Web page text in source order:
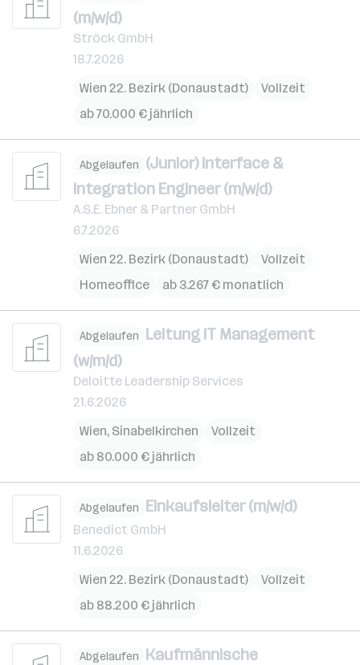
(m/w/d)
Ströck GmbH
18.7.2026
Wien 22. Bezirk (Donaustadt)
Vollzeit
ab 70.000 € jährlich
Abgelaufen (Junior) Interface &
Integration Engineer (m/w/d)
A.S.E. Ebner & Partner GmbH
6.7.2026
Wien 22. Bezirk (Donaustadt)
Vollzeit
Homeoffice
ab 3.267 € monatlich
Abgelaufen Leitung IT Management
(w/m/d)
Deloitte Leadership Services
21.6.2026
Wien, Sinabelkirchen
Vollzeit
ab 80.000 € jährlich
Abgelaufen Einkaufsleiter (m/w/d)
Benedict GmbH
11.6.2026
Wien 22. Bezirk (Donaustadt)
Vollzeit
ab 88.200 € jährlich
Abgelaufen Kaufmännische